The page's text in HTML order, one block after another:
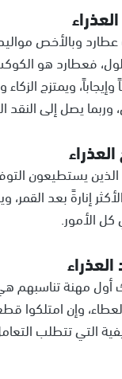
وبالأخص مواليد
فعطارد هو الكوكب
ويمتزج
يصل إلى النقد
يستطيعون
إنارةً بعد
الأمور.
أول مهنة
وإن امتلكوا
التي تتطلب